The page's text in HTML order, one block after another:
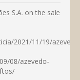
S.A. on the sale
2021/11/19/
08/azevedo-